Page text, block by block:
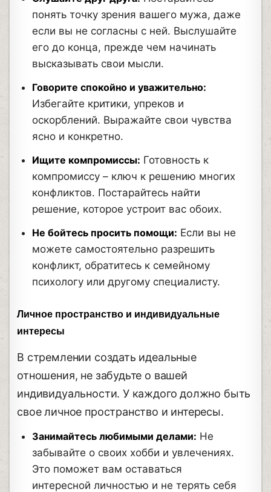
понять точку зрения вашего мужа, даже
если вы не согласны с ней. Выслушайте
его до конца, прежде чем начинать
высказывать свои мысли.
Говорите спокойно и уважительно:
Избегайте критики, упреков и
оскорблений. Выражайте свои чувства
ясно и конкретно.
Ищите компромиссы: Готовность к
компромиссу – ключ к решению многих
конфликтов. Постарайтесь найти
решение, которое устроит вас обоих.
Не бойтесь просить помощи: Если вы не
можете самостоятельно разрешить
конфликт, обратитесь к семейному
психологу или другому специалисту.
Личное пространство и индивидуальные
интересы
В стремлении создать идеальные
отношения, не забудьте о вашей
индивидуальности. У каждого должно быть
свое личное пространство и интересы.
Занимайтесь любимыми делами: Не
забывайте о своих хобби и увлечениях.
Это поможет вам оставаться
интересной личностью и не терять себя